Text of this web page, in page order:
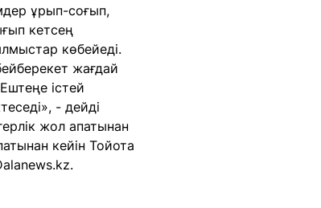
ұрып-соғып,
кетсең
көбейеді.
жағдай
істей
- дейді
жол апатынан
кейін Тойота